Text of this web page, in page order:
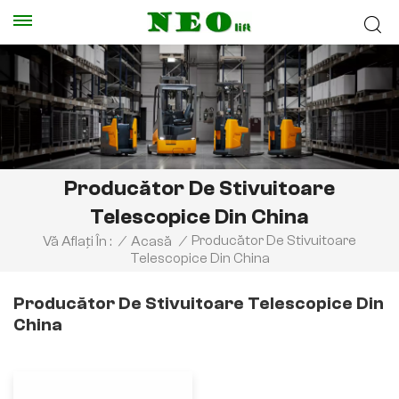
Producător De Stivuitoare
Telescopice Din China
Vă Aflați În : / Acasă / Producător De Stivuitoare
Telescopice Din China
Producător De Stivuitoare Telescopice Din
China